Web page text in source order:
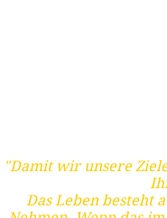
"Damit wir unsere
Das Leben besteht